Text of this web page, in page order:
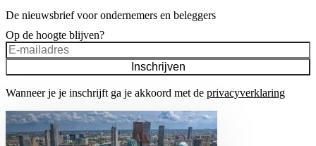
De nieuwsbrief voor ondernemers en beleggers
Op de hoogte blijven?
Inschrijven
Wanneer je je inschrijft ga je akkoord met de privacyverklaring